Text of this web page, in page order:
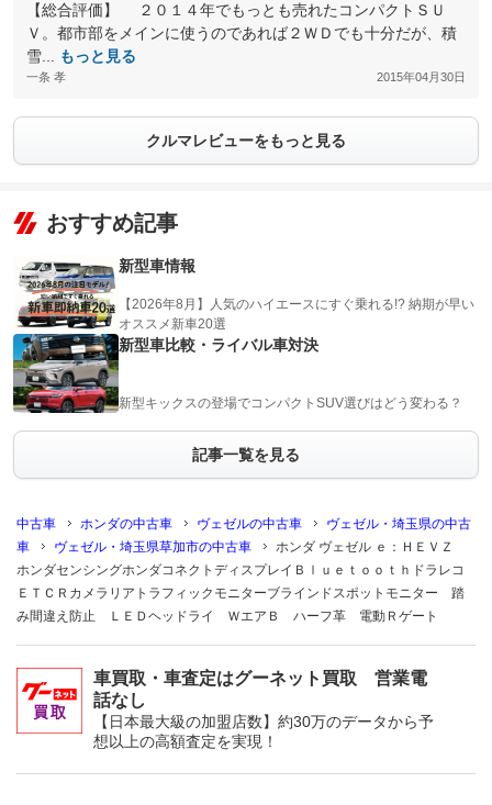
【総合評価】 ２０１４年でもっとも売れたコンパクトＳＵ
Ｖ。都市部をメインに使うのであれば２ＷＤでも十分だが、積
雪...
もっと見る
一条 孝 2015年04月30日
クルマレビューをもっと見る
おすすめ記事
新型車情報
【2026年8月】人気のハイエースにすぐ乗れる!? 納期が早い
オススメ新車20選
新型車比較・ライバル車対決
新型キックスの登場でコンパクトSUV選びはどう変わる？
記事一覧を見る
中古車 ホンダの中古車 ヴェゼルの中古車
ヴェゼル・埼玉県の中古
車
ヴェゼル・埼玉県草加市の中古車
ホンダ ヴェゼル ｅ：ＨＥＶＺ
ホンダセンシングホンダコネクトディスプレイＢｌｕｅｔｏｏｔｈドラレコ
ＥＴＣＲカメラリアトラフィックモニターブラインドスポットモニター 踏
み間違え防止 ＬＥＤヘッドライ ＷエアＢ ハーフ革 電動Ｒゲート
車買取・車査定はグーネット買取 営業電
話なし
【日本最大級の加盟店数】約30万のデータから予
想以上の高額査定を実現！